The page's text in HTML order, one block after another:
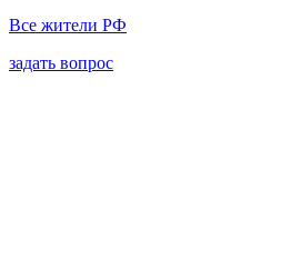
Все жители РФ
задать вопрос